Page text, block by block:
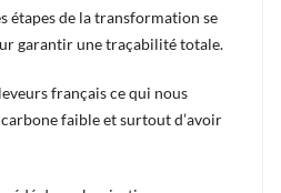
étapes de la transformation se
garantir une traçabilité totale.
français ce qui nous
faible et surtout d’avoir